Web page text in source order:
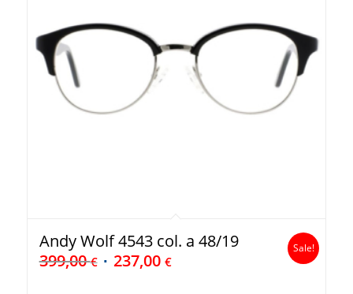
Andy Wolf 4543 col. a 48/19
399,00€ 237,00 €
Sale!